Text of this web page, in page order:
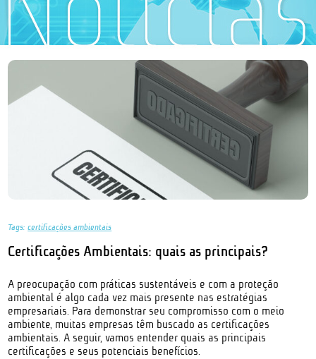
Tags:certificações ambientais
Certificações Ambientais: quais as principais?
A preocupação com práticas sustentáveis e com a proteção
ambiental é algo cada vez mais presente nas estratégias
empresariais. Para demonstrar seu compromisso com o meio
ambiente, muitas empresas têm buscado as certificações
ambientais. A seguir, vamos entender quais as principais
certificações e seus potenciais benefícios.